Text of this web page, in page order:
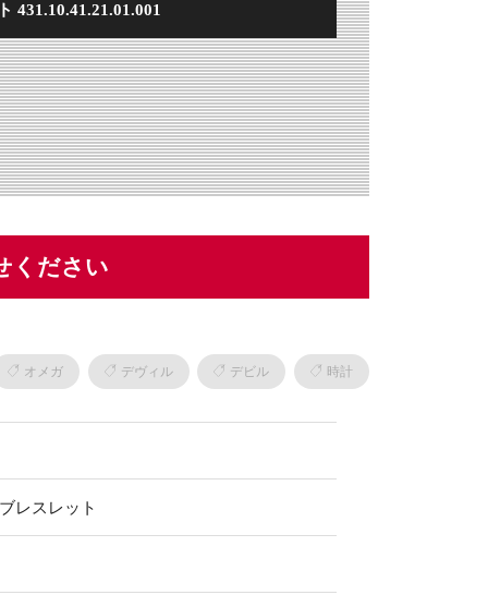
431.10.41.21.01.001
ください
オメガ デヴィル デビル 時計
レスレット